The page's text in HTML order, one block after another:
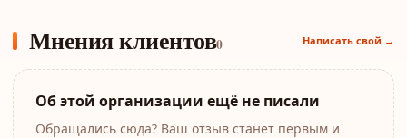
Мнения клиентов0 Написать свой →
Об этой организации ещё не писали
Обращались сюда? Ваш отзыв станет первым и